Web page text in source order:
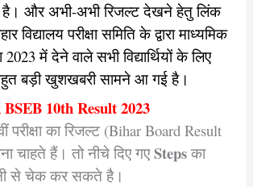
और अभी-अभी रिजल्ट देखने हेतु लिंक
विद्यालय परीक्षा समिति के द्वारा माध्यमिक
2023 में देने वाले सभी विद्यार्थियों के लिए
बड़ी खुशखबरी सामने आ गई है।
10th Result 2023
का रिजल्ट (Bihar Board Result
चाहते हैं। तो नीचे दिए गएStepsका
से चेक कर सकते है।